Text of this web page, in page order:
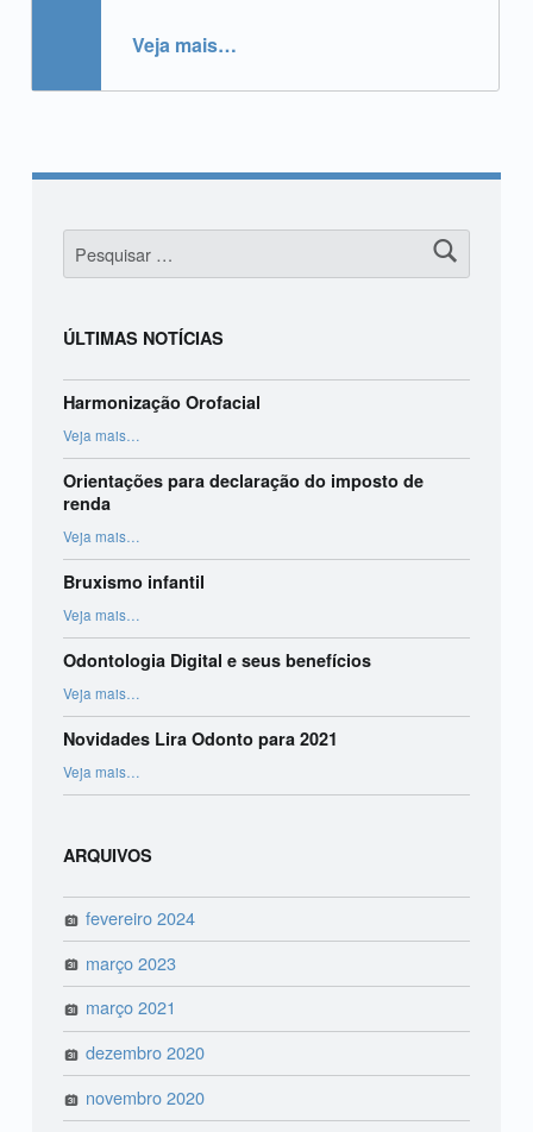
Veja mais“Você sabe o que um ortodontista faz?”
…
Pesquisar por:
ÚLTIMAS NOTÍCIAS
Harmonização Orofacial
Veja mais…
Orientações para declaração do imposto de
renda
Veja mais“Orientações para declaração do imposto de renda”
…
Bruxismo infantil
Veja mais…
Odontologia Digital e seus benefícios
Veja mais…
Novidades Lira Odonto para 2021
Veja mais…
ARQUIVOS
fevereiro 2024
março 2023
março 2021
dezembro 2020
novembro 2020